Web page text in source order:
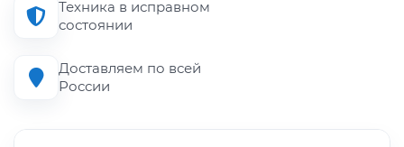
Техника в исправном
состоянии
Доставляем по всей
России